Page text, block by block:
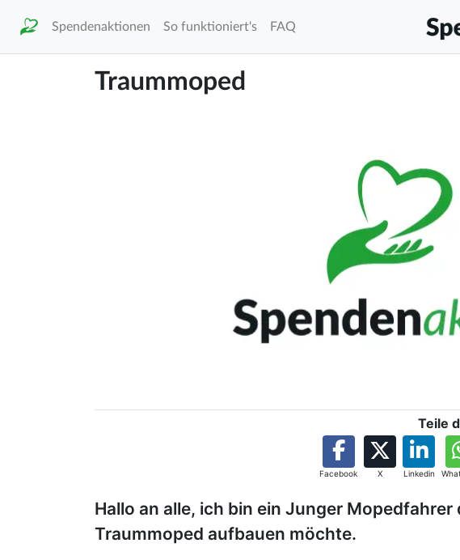
Spendenaktionen So funktioniert's FAQ
Traummoped
Teile
Facebook X Linkedin
Hallo an alle, ich bin ein Junger Mopedfahrer
Traummoped aufbauen möchte.